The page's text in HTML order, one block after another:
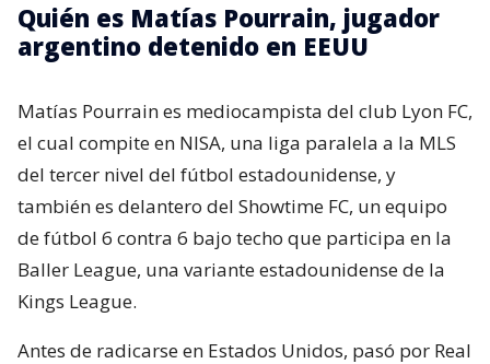
Quién es Matías Pourrain, jugador
argentino detenido en EEUU
Matías Pourrain es mediocampista del club Lyon FC,
el cual compite en NISA, una liga paralela a la MLS
del tercer nivel del fútbol estadounidense, y
también es delantero del Showtime FC, un equipo
de fútbol 6 contra 6 bajo techo que participa en la
Baller League, una variante estadounidense de la
Kings League.
Antes de radicarse en Estados Unidos, pasó por Real